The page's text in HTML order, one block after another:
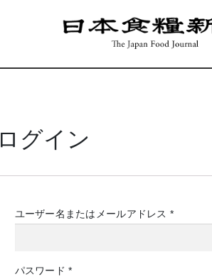
ログイン
ユーザー名またはメールアドレス *必
パスワード*必